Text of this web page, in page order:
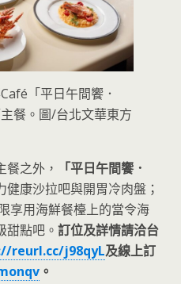
「平日午間饗．
餐。圖/台北文華東方
之外，
「平日午間饗．
健康沙拉吧與開胃冷肉盤；
享用海鮮餐檯上的當令海
甜點吧。 訂位及詳情請洽台
reurl.cc/j98qyL及線上訂
。